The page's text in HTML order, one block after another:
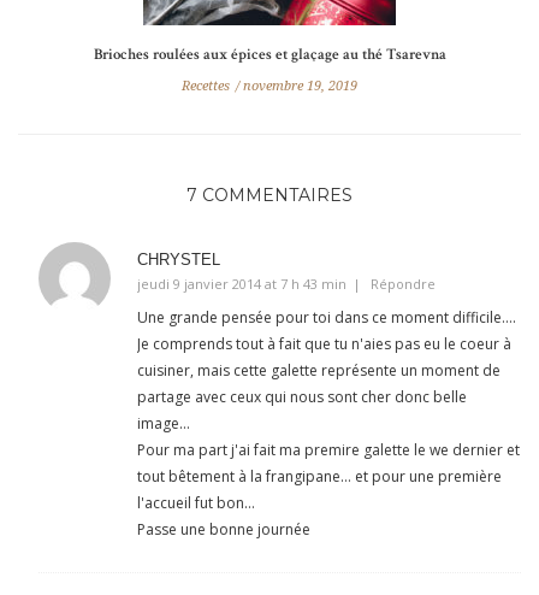
Brioches roulées aux épices et glaçage au thé Tsarevna
Recettes novembre 19, 2019
7 COMMENTAIRES
CHRYSTEL
jeudi 9 janvier 2014 at 7 h 43 min
Répondre
Une grande pensée pour toi dans ce moment difficile….
Je comprends tout à fait que tu n'aies pas eu le coeur à
cuisiner, mais cette galette représente un moment de
partage avec ceux qui nous sont cher donc belle
image…
Pour ma part j'ai fait ma premire galette le we dernier et
tout bêtement à la frangipane… et pour une première
l'accueil fut bon…
Passe une bonne journée